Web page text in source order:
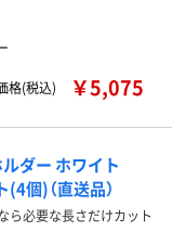
格(税込) ￥5,075
ダー ホワイト
個)（直送品）
ら必要な長さだけカット